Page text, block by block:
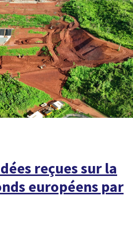
reçues sur la
européens par